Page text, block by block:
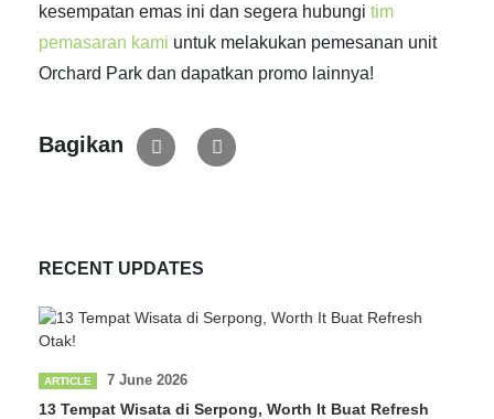
kesempatan emas ini dan segera hubungi tim
pemasaran kami untuk melakukan pemesanan unit
Orchard Park dan dapatkan promo lainnya!
Bagikan
RECENT UPDATES
ARTICLE 7 June 2026
13 Tempat Wisata di Serpong, Worth It Buat Refresh